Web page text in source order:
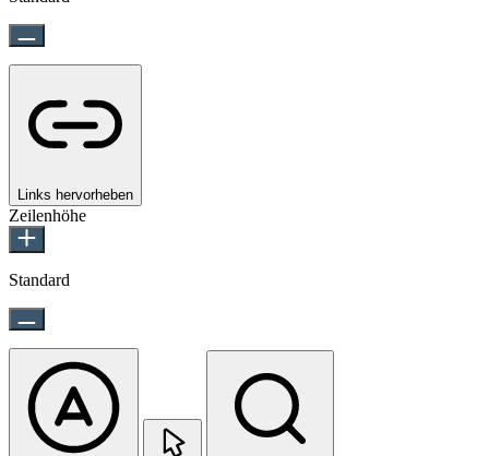
Links hervorheben
Zeilenhöhe
Standard